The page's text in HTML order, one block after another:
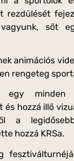
rezdülését
sőt
animációs
rengeteg
egy minden
és hozzá illő
a
hozzá KRSa.